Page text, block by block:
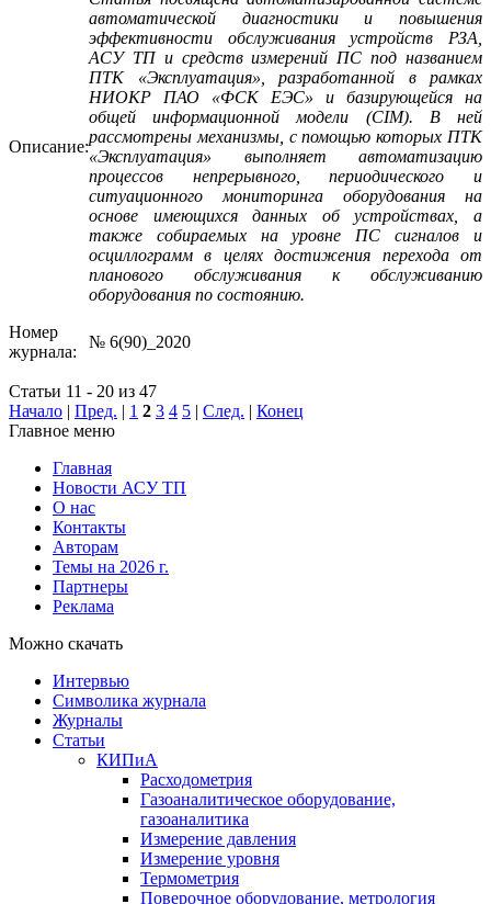
Описание:
автоматической диагностики и повышения
эффективности обслуживания устройств РЗА,
АСУ ТП и средств измерений ПС под названием
ПТК «Эксплуатация», разработанной в рамках
НИОКР ПАО «ФСК ЕЭС» и базирующейся на
общей информационной модели (CIM). В ней
рассмотрены механизмы, с помощью которых ПТК
«Эксплуатация» выполняет автоматизацию
процессов непрерывного, периодического и
ситуационного мониторинга оборудования на
основе имеющихся данных об устройствах, а
также собираемых на уровне ПС сигналов и
осциллограмм в целях достижения перехода от
планового обслуживания к обслуживанию
оборудования по состоянию.
Номер
журнала:
№ 6(90)_2020
Статьи 11 - 20 из 47
Начало | Пред. | 1 2 3 4 5 | След. | Конец
Главное меню
Главная
Новости АСУ ТП
О нас
Контакты
Авторам
Темы на 2026 г.
Партнеры
Реклама
Можно скачать
Интервью
Символика журнала
Журналы
Статьи
КИПиА
Расходометрия
Газоаналитическое оборудование,
газоаналитика
Измерение давления
Измерение уровня
Термометрия
Поверочное оборудование, метрология